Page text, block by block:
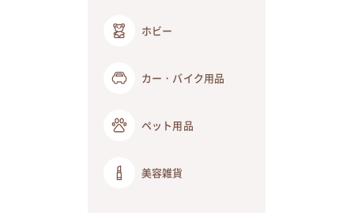
ホビー
カー・バイク用品
ペット用品
美容雑貨